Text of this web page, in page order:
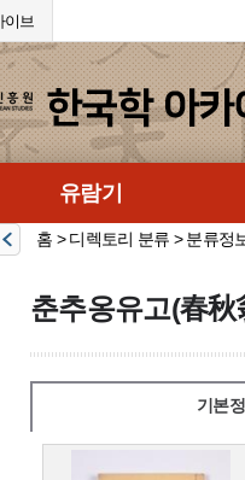
이브
유람기
홈 > 디렉토리 분류 > 분류정
춘추옹유고(春秋
기본